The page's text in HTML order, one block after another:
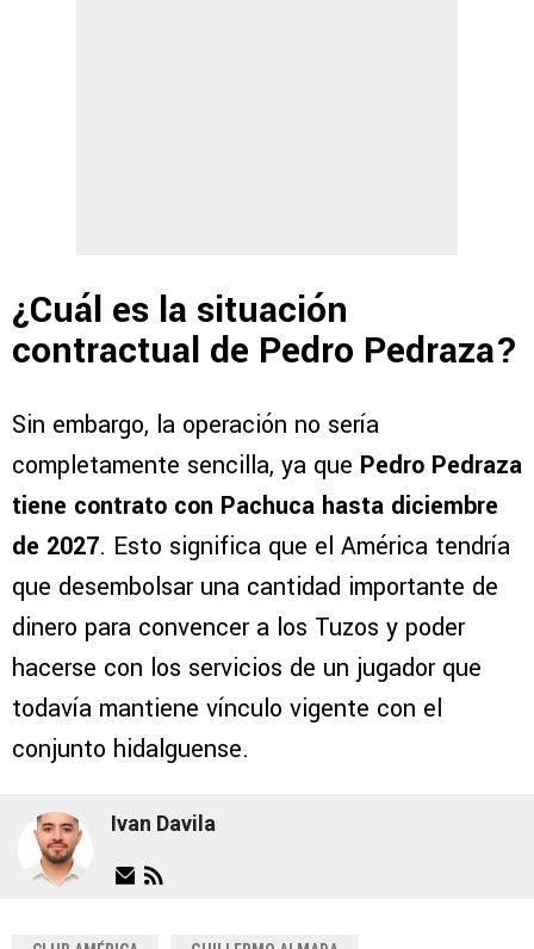
¿Cuál es la situación
contractual de Pedro Pedraza?
Sin embargo, la operación no sería
completamente sencilla, ya que Pedro Pedraza
tiene contrato con Pachuca hasta diciembre
de 2027. Esto significa que el América tendría
que desembolsar una cantidad importante de
dinero para convencer a los Tuzos y poder
hacerse con los servicios de un jugador que
todavía mantiene vínculo vigente con el
conjunto hidalguense.
Ivan Davila